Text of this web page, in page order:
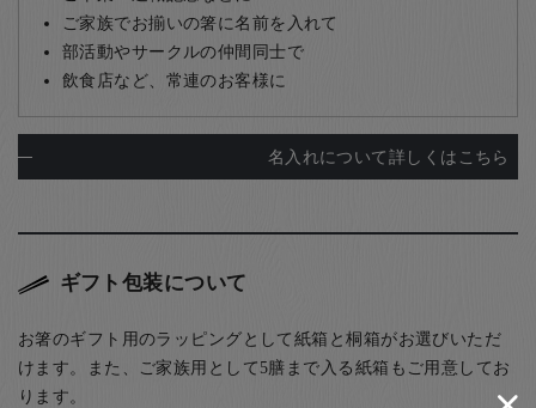
ご家族でお揃いの箸に名前を入れて
部活動やサークルの仲間同士で
飲食店など、常連のお客様に
名入れについて詳しくはこちら
ギフト包装について
お箸のギフト用のラッピングとして紙箱と桐箱がお選びいただ
けます。また、ご家族用として5膳まで入る紙箱もご用意してお
ります。